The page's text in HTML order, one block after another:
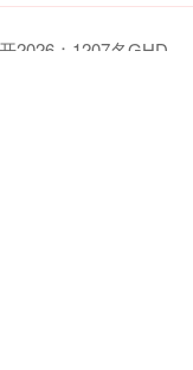
2026：1207名GHD